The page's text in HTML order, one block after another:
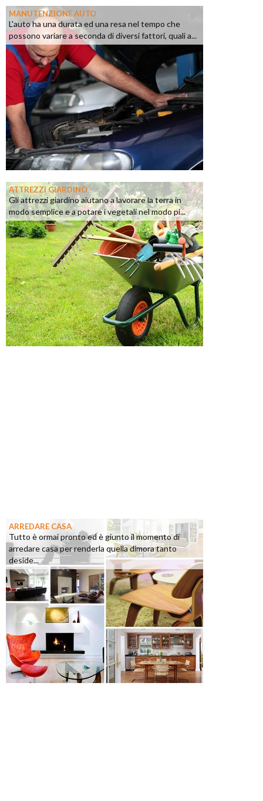
MANUTENZIONE AUTO
L'auto ha una durata ed una resa nel tempo che
possono variare a seconda di diversi fattori, quali a...
ATTREZZI GIARDINO
Gli attrezzi giardino aiutano a lavorare la terra in
modo semplice e a potare i vegetali nel modo pi...
ARREDARE CASA
Tutto è ormai pronto ed è giunto il momento di
arredare casa per renderla quella dimora tanto
deside...